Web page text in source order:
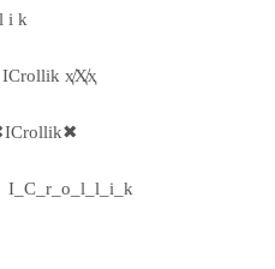
i k
ҳ̸Ҳ̸ҳ
I_C_r_o_l_l_i_k